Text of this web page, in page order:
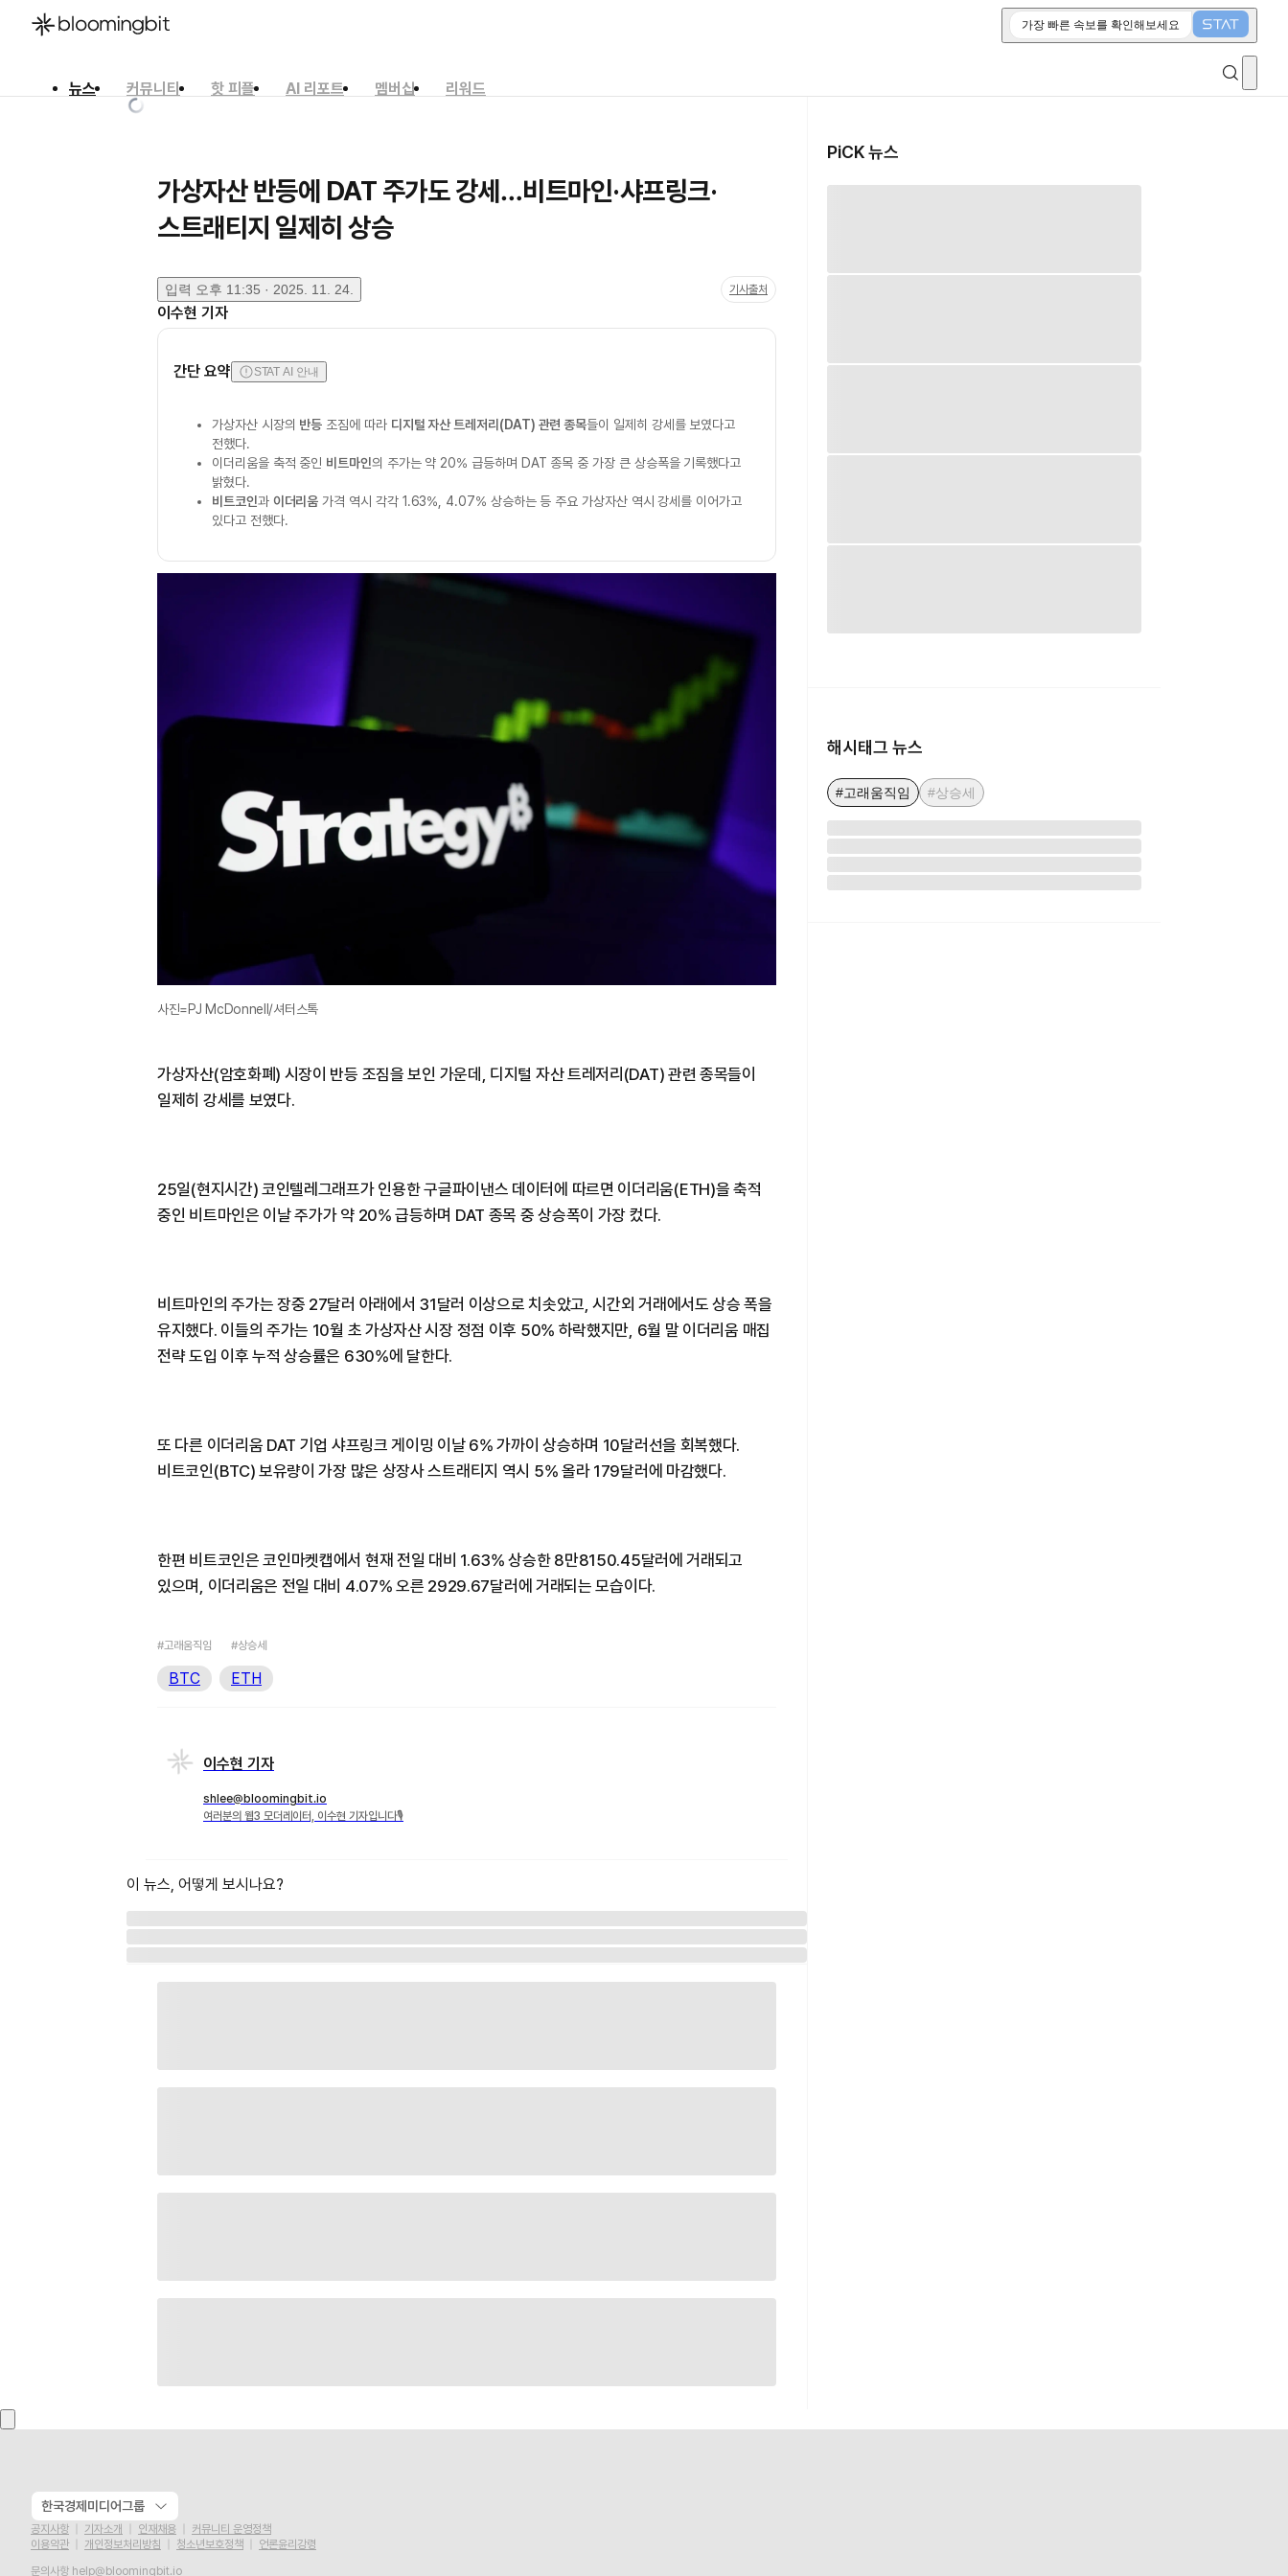
가장 빠른 속보를 확인해보세요
뉴스 커뮤니티 핫 피플 AI 리포트 멤버십
리워드
가상자산 반등에 DAT 주가도 강세…비트마인·샤프링크·
스트래티지 일제히 상승
입력 오후 11:35 · 2025. 11. 24. 기사출처
이수현 기자
간단 요약 STAT AI 안내
가상자산 시장의 반등 조짐에 따라 디지털 자산 트레저리(DAT) 관련 종목들이 일제히 강세를 보였다고
전했다.
이더리움을 축적 중인 비트마인의 주가는 약 20% 급등하며 DAT 종목 중 가장 큰 상승폭을 기록했다고
밝혔다.
비트코인과 이더리움 가격 역시 각각 1.63%, 4.07% 상승하는 등 주요 가상자산 역시 강세를 이어가고
있다고 전했다.
사진=PJ McDonnell/셔터스톡
가상자산(암호화폐) 시장이 반등 조짐을 보인 가운데, 디지털 자산 트레저리(DAT) 관련 종목들이
일제히 강세를 보였다.
25일(현지시간) 코인텔레그래프가 인용한 구글파이낸스 데이터에 따르면 이더리움(ETH)을 축적
중인 비트마인은 이날 주가가 약 20% 급등하며 DAT 종목 중 상승폭이 가장 컸다.
비트마인의 주가는 장중 27달러 아래에서 31달러 이상으로 치솟았고, 시간외 거래에서도 상승 폭을
유지했다. 이들의 주가는 10월 초 가상자산 시장 정점 이후 50% 하락했지만, 6월 말 이더리움 매집
전략 도입 이후 누적 상승률은 630%에 달한다.
또 다른 이더리움 DAT 기업 샤프링크 게이밍 이날 6% 가까이 상승하며 10달러선을 회복했다.
비트코인(BTC) 보유량이 가장 많은 상장사 스트래티지 역시 5% 올라 179달러에 마감했다.
한편 비트코인은 코인마켓캡에서 현재 전일 대비 1.63% 상승한 8만8150.45달러에 거래되고
있으며, 이더리움은 전일 대비 4.07% 오른 2929.67달러에 거래되는 모습이다.
#고래움직임 #상승세
BTC ETH
이수현 기자
shlee@bloomingbit.io
여러분의 웹3 모더레이터, 이수현 기자입니다🎙
이 뉴스, 어떻게 보시나요?
PiCK 뉴스
해시태그 뉴스
#고래움직임 #상승세
한국경제미디어그룹
공지사항 기자소개 인재채용
커뮤니티 운영정책
이용약관
개인정보처리방침 청소년보호정책
언론윤리강령
문의사항 help@bloomingbit.io